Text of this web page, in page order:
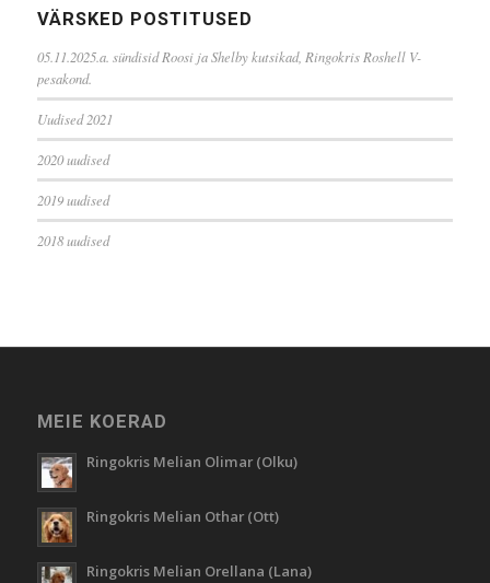
VÄRSKED POSTITUSED
05.11.2025.a. sündisid Roosi ja Shelby kutsikad, Ringokris Roshell V-
pesakond.
Uudised 2021
2020 uudised
2019 uudised
2018 uudised
MEIE KOERAD
Ringokris Melian Olimar (Olku)
Ringokris Melian Othar (Ott)
Ringokris Melian Orellana (Lana)